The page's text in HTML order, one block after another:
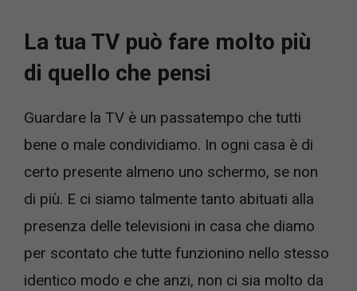
La tua TV può fare molto più
di quello che pensi
Guardare la TV è un passatempo che tutti
bene o male condividiamo. In ogni casa è di
certo presente almeno uno schermo, se non
di più. E ci siamo talmente tanto abituati alla
presenza delle televisioni in casa che diamo
per scontato che tutte funzionino nello stesso
identico modo e che anzi, non ci sia molto da